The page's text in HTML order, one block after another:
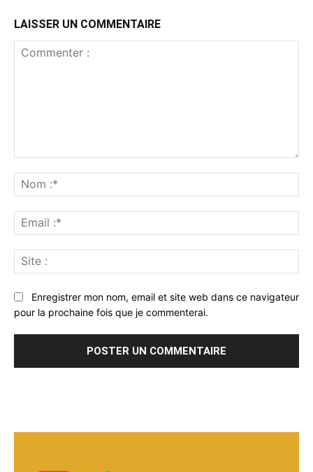
LAISSER UN COMMENTAIRE
:*
:*
:
Enregistrer mon nom, email et site web dans ce navigateur
pour la prochaine fois que je commenterai.